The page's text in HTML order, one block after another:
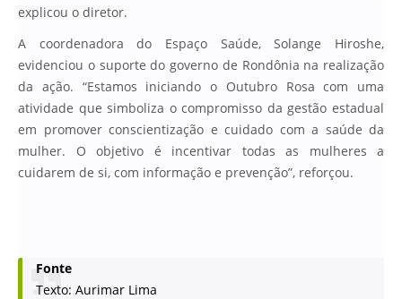
explicou o diretor.
A coordenadora do Espaço Saúde, Solange Hiroshe,
evidenciou o suporte do governo de Rondônia na realização
da ação. “Estamos iniciando o Outubro Rosa com uma
atividade que simboliza o compromisso da gestão estadual
em promover conscientização e cuidado com a saúde da
mulher. O objetivo é incentivar todas as mulheres a
cuidarem de si, com informação e prevenção”, reforçou.
Fonte
Texto: Aurimar Lima